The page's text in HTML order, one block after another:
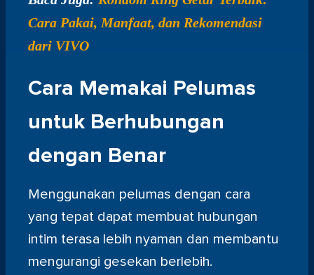
Cara Pakai, Manfaat, dan Rekomendasi
dari VIVO
Cara Memakai Pelumas
untuk Berhubungan
dengan Benar
Menggunakan pelumas dengan cara
yang tepat dapat membuat hubungan
intim terasa lebih nyaman dan membantu
mengurangi gesekan berlebih.